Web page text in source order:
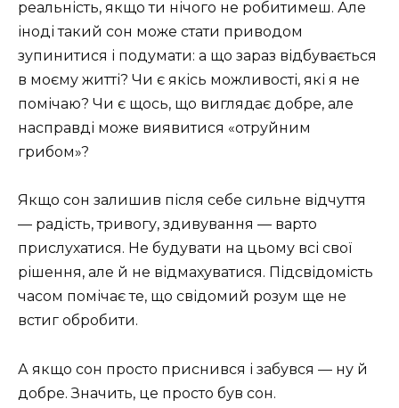
реальність, якщо ти нічого не робитимеш. Але
іноді такий сон може стати приводом
зупинитися і подумати: а що зараз відбувається
в моєму житті? Чи є якісь можливості, які я не
помічаю? Чи є щось, що виглядає добре, але
насправді може виявитися «отруйним
грибом»?
Якщо сон залишив після себе сильне відчуття
— радість, тривогу, здивування — варто
прислухатися. Не будувати на цьому всі свої
рішення, але й не відмахуватися. Підсвідомість
часом помічає те, що свідомий розум ще не
встиг обробити.
А якщо сон просто приснився і забувся — ну й
добре. Значить, це просто був сон.